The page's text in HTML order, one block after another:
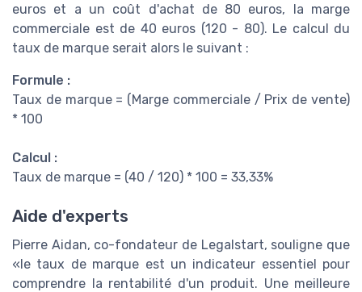
euros et a un coût d'achat de 80 euros, la marge
commerciale est de 40 euros (120 - 80). Le calcul du
taux de marque serait alors le suivant :
Formule :
Taux de marque = (Marge commerciale / Prix de vente)
* 100
Calcul :
Taux de marque = (40 / 120) * 100 = 33,33%
Aide d'experts
Pierre Aidan, co-fondateur de Legalstart, souligne que
«le taux de marque est un indicateur essentiel pour
comprendre la rentabilité d'un produit. Une meilleure